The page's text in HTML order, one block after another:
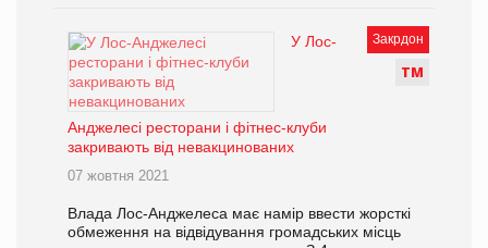
Закрдон
ТМ
У Лос-
Анджелесі ресторани і фітнес-клуби
закривають від невакцинованих
07 жовтня 2021
Влада Лос-Анджелеса має намір ввести жорсткі
обмеження на відвідування громадських місць